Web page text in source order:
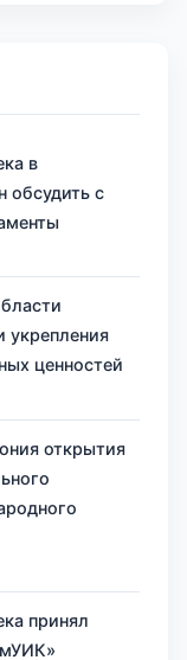
в
обсудить с
укрепления
ценностей
открытия
принял